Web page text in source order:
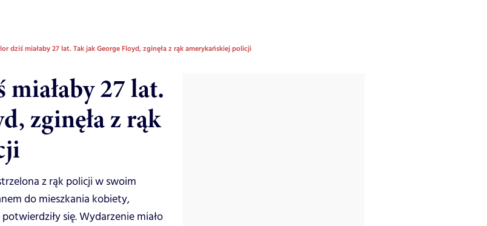
dziś miałaby 27 lat. Tak jak George Floyd, zginęła z rąk amerykańskiej policji
27 lat.
zginęła z rąk
z rąk policji w swoim
do mieszkania kobiety,
się. Wydarzenie miało